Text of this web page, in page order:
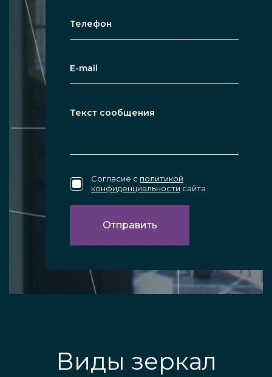
Согласие с политикой
конфиденциальности сайта
Виды зеркал